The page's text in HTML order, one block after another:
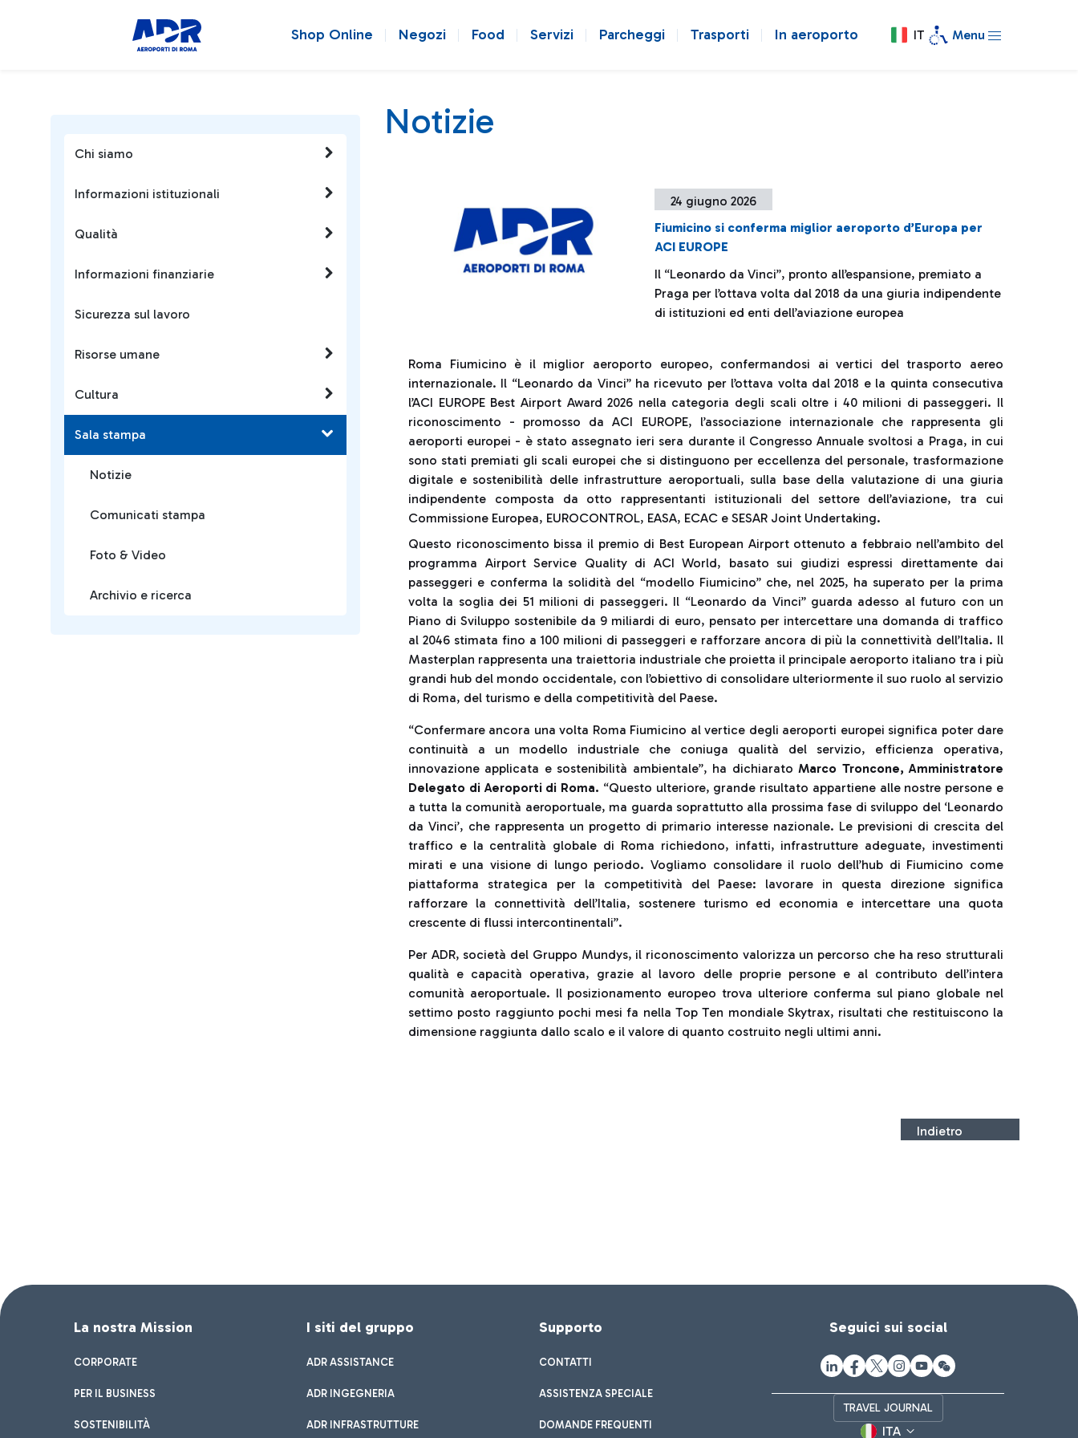
Shop Online Negozi Food Servizi Parcheggi Trasporti In aeroporto IT Menu
Chi siamo
Informazioni istituzionali
Qualità
Informazioni finanziarie
Sicurezza sul lavoro
Risorse umane
Cultura
Sala stampa
Notizie
Comunicati stampa
Foto & Video
Archivio e ricerca
Notizie
24 giugno 2026
Fiumicino si conferma miglior aeroporto d’Europa per
ACI EUROPE
Il “Leonardo da Vinci”, pronto all’espansione, premiato a
Praga per l’ottava volta dal 2018 da una giuria indipendente
di istituzioni ed enti dell’aviazione europea
Roma Fiumicino è il miglior aeroporto europeo, confermandosi ai vertici del trasporto aereo
internazionale. Il “Leonardo da Vinci” ha ricevuto per l’ottava volta dal 2018 e la quinta consecutiva
l’ACI EUROPE Best Airport Award 2026 nella categoria degli scali oltre i 40 milioni di passeggeri. Il
riconoscimento - promosso da ACI EUROPE, l’associazione internazionale che rappresenta gli
aeroporti europei - è stato assegnato ieri sera durante il Congresso Annuale svoltosi a Praga, in cui
sono stati premiati gli scali europei che si distinguono per eccellenza del personale, trasformazione
digitale e sostenibilità delle infrastrutture aeroportuali, sulla base della valutazione di una giuria
indipendente composta da otto rappresentanti istituzionali del settore dell’aviazione, tra cui
Commissione Europea, EUROCONTROL, EASA, ECAC e SESAR Joint Undertaking.
Questo riconoscimento bissa il premio di Best European Airport ottenuto a febbraio nell’ambito del
programma Airport Service Quality di ACI World, basato sui giudizi espressi direttamente dai
passeggeri e conferma la solidità del “modello Fiumicino” che, nel 2025, ha superato per la prima
volta la soglia dei 51 milioni di passeggeri. Il “Leonardo da Vinci” guarda adesso al futuro con un
Piano di Sviluppo sostenibile da 9 miliardi di euro, pensato per intercettare una domanda di traffico
al 2046 stimata fino a 100 milioni di passeggeri e rafforzare ancora di più la connettività dell’Italia. Il
Masterplan rappresenta una traiettoria industriale che proietta il principale aeroporto italiano tra i più
grandi hub del mondo occidentale, con l’obiettivo di consolidare ulteriormente il suo ruolo al servizio
di Roma, del turismo e della competitività del Paese.
“Confermare ancora una volta Roma Fiumicino al vertice degli aeroporti europei significa poter dare
continuità a un modello industriale che coniuga qualità del servizio, efficienza operativa,
innovazione applicata e sostenibilità ambientale”, ha dichiaratoMarco Troncone, Amministratore
Delegato di Aeroporti di Roma. “Questo ulteriore, grande risultato appartiene alle nostre persone e
a tutta la comunità aeroportuale, ma guarda soprattutto alla prossima fase di sviluppo del ‘Leonardo
da Vinci’, che rappresenta un progetto di primario interesse nazionale. Le previsioni di crescita del
traffico e la centralità globale di Roma richiedono, infatti, infrastrutture adeguate, investimenti
mirati e una visione di lungo periodo. Vogliamo consolidare il ruolo dell’hub di Fiumicino come
piattaforma strategica per la competitività del Paese: lavorare in questa direzione significa
rafforzare la connettività dell’Italia, sostenere turismo ed economia e intercettare una quota
crescente di flussi intercontinentali”.
Per ADR, società del Gruppo Mundys, il riconoscimento valorizza un percorso che ha reso strutturali
qualità e capacità operativa, grazie al lavoro delle proprie persone e al contributo dell’intera
comunità aeroportuale. Il posizionamento europeo trova ulteriore conferma sul piano globale nel
settimo posto raggiunto pochi mesi fa nella Top Ten mondiale Skytrax, risultati che restituiscono la
dimensione raggiunta dallo scalo e il valore di quanto costruito negli ultimi anni.
Indietro
La nostra Mission
CORPORATE
PER IL BUSINESS
SOSTENIBILITÀ
I siti del gruppo
ADR ASSISTANCE
ADR INGEGNERIA
ADR INFRASTRUTTURE
Supporto
CONTATTI
ASSISTENZA SPECIALE
DOMANDE FREQUENTI
Seguici sui social
TRAVEL JOURNAL
ITA